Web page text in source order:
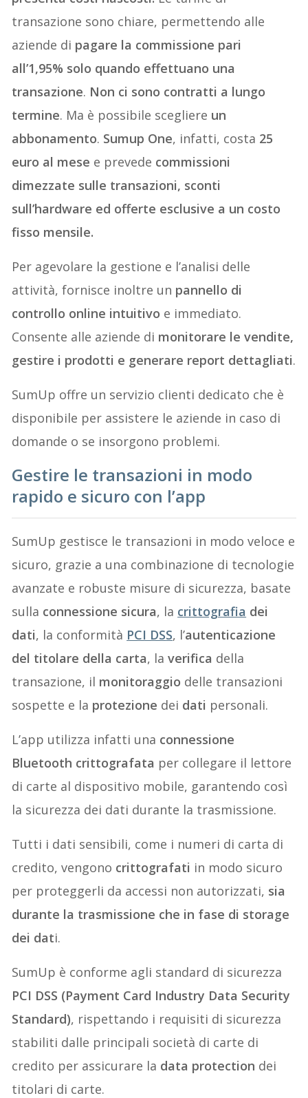
transazione sono chiare, permettendo alle
aziende di pagare la commissione pari
all’1,95% solo quando effettuano una
transazione. Non ci sono contratti a lungo
termine. Ma è possibile scegliere un
abbonamento. Sumup One, infatti, costa 25
euro al mese e prevede commissioni
dimezzate sulle transazioni, sconti
sull’hardware ed offerte esclusive a un costo
fisso mensile.
Per agevolare la gestione e l’analisi delle
attività, fornisce inoltre un pannello di
controllo online intuitivo e immediato.
Consente alle aziende di monitorare le vendite,
gestire i prodotti e generare report dettagliati.
SumUp offre un servizio clienti dedicato che è
disponibile per assistere le aziende in caso di
domande o se insorgono problemi.
Gestire le transazioni in modo
rapido e sicuro con l’app
SumUp gestisce le transazioni in modo veloce e
sicuro, grazie a una combinazione di tecnologie
avanzate e robuste misure di sicurezza, basate
sulla connessione sicura, la crittografia dei
dati, la conformità PCI DSS, l’autenticazione
del titolare della carta, laverifica della
transazione, il monitoraggio delle transazioni
sospette e la protezione dei dati personali.
L’app utilizza infatti una connessione
Bluetooth crittografata per collegare il lettore
di carte al dispositivo mobile, garantendo così
la sicurezza dei dati durante la trasmissione.
Tutti i dati sensibili, come i numeri di carta di
credito, vengono crittografati in modo sicuro
per proteggerli da accessi non autorizzati, sia
durante la trasmissione che in fase di storage
dei dati.
SumUp è conforme agli standard di sicurezza
PCI DSS (Payment Card Industry Data Security
Standard), rispettando i requisiti di sicurezza
stabiliti dalle principali società di carte di
credito per assicurare la data protection dei
titolari di carte.